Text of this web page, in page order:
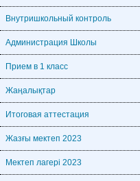
Внутришкольный контроль
Администрация Школы
Прием в 1 класс
Жаңалықтар
Итоговая аттестация
Жазғы мектеп 2023
Мектеп лагері 2023